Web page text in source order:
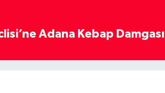
Adana Kebap Damgası